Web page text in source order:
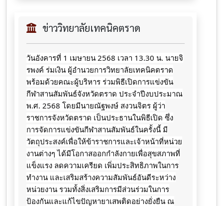
ข่าววิทยาลัยเทคนิคตราด
วันอังคารที่ 1 เมษายน 2568 เวลา 13.30 น. นายจิ
รพงค์ ร่มเงิน ผู้อำนวยการวิทยาลัยเทคนิคตราด
พร้อมด้วยคณะผู้บริหาร ร่วมพิธีเปิดการแข่งขัน
กีฬาสานสัมพันธ์จังหวัดตราด ประจำปีงบประมาณ
พ.ศ. 2568 โดยมีนายณัฐพงษ์ สงวนจิตร ผู้ว่า
ราชการจังหวัดตราด เป็นประธานในพิธีเปิด ซึ่ง
การจัดการแข่งขันกีฬาสานสัมพันธ์ในครั้งนี้ มี
วัตถุประสงค์เพื่อให้ข้าราชการและเจ้าหน้าที่หน่วย
งานต่างๆ ได้มีโอกาสออกกำลังกายเพื่อสุขสภาพที่
แข็งแรง ลดความเครียด เพิ่มประสิทธิภาพในการ
ทำงาน และเสริมสร้างความสัมพันธ์อันดีระหว่าง
หน่วยงาน รวมทั้งสิ่งเสริมการมีส่วนร่วมในการ
ป้องกันและแก้ไขปัญหายาเสพติดอย่างยั่งยืน ณ